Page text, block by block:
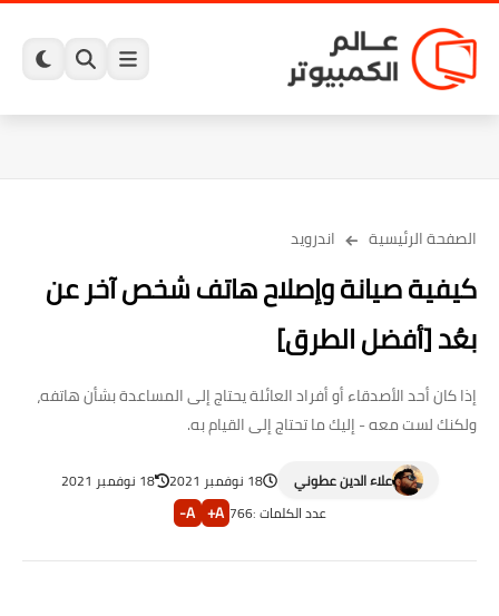
الصفحة الرئيسية اندرويد
كيفية صيانة وإصلاح هاتف شخص آخر عن
بعُد [أفضل الطرق]
إذا كان أحد الأصدقاء أو أفراد العائلة يحتاج إلى المساعدة بشأن هاتفه،
ولكنك لست معه - إليك ما تحتاج إلى القيام به.
علاء الدين عطوني 18 نوفمبر 2021
18 نوفمبر 2021
عدد الكلمات :766
A+
A-